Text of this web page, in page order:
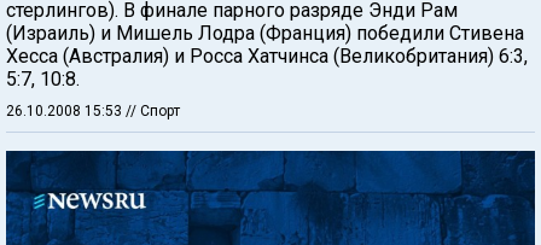
стерлингов). В финале парного разряде Энди Рам
(Израиль) и Мишель Лодра (Франция) победили Стивена
Хесса (Австралия) и Росса Хатчинса (Великобритания) 6:3,
5:7, 10:8.
26.10.2008 15:53 // Спорт